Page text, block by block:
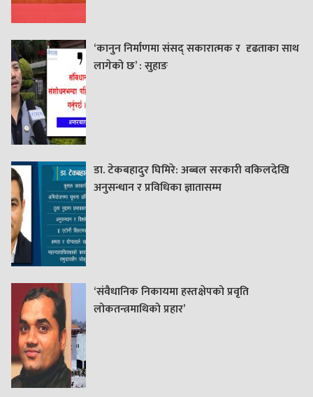
‘कानुन निर्माणमा संसद् सकारात्मक र दृढताका साथ
लागेको छ’ : सुहाङ
डा. टेकबहादुर घिमिरे: अब्बल सरकारी वकिलदेखि
अनुसन्धान र प्रविधिका ज्ञातासम्म
‘संवैधानिक निकायमा हस्तक्षेपको प्रवृति
लोकतन्त्रमाथिको प्रहार’